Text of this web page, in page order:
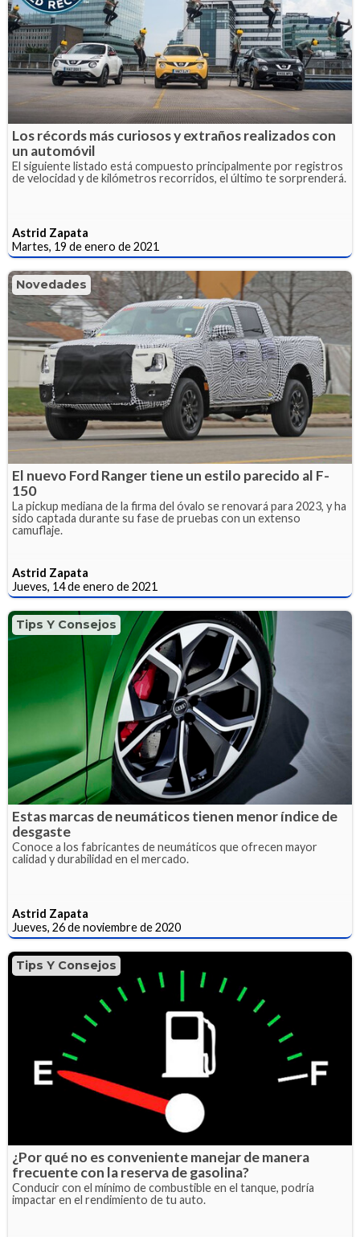
Los récords más curiosos y extraños realizados con
un automóvil
El siguiente listado está compuesto principalmente por registros
de velocidad y de kilómetros recorridos, el último te sorprenderá.
Astrid Zapata
Martes, 19 de enero de 2021
Novedades
El nuevo Ford Ranger tiene un estilo parecido al F-
150
La pickup mediana de la firma del óvalo se renovará para 2023, y ha
sido captada durante su fase de pruebas con un extenso
camuflaje.
Astrid Zapata
Jueves, 14 de enero de 2021
Tips Y Consejos
Estas marcas de neumáticos tienen menor índice de
desgaste
Conoce a los fabricantes de neumáticos que ofrecen mayor
calidad y durabilidad en el mercado.
Astrid Zapata
Jueves, 26 de noviembre de 2020
Tips Y Consejos
¿Por qué no es conveniente manejar de manera
frecuente con la reserva de gasolina?
Conducir con el mínimo de combustible en el tanque, podría
impactar en el rendimiento de tu auto.